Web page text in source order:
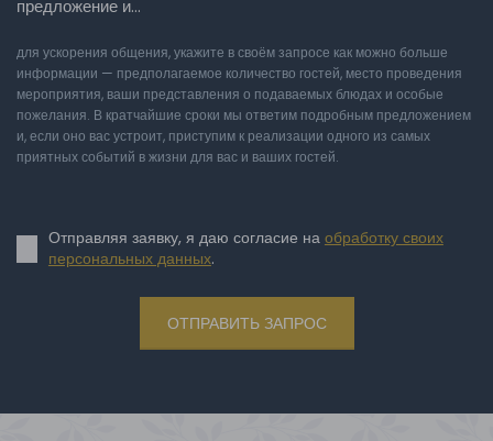
предложение и…
для ускорения общения, укажите в своём запросе как можно больше
информации — предполагаемое количество гостей, место проведения
мероприятия, ваши представления о подаваемых блюдах и особые
пожелания. В кратчайшие сроки мы ответим подробным предложением
и, если оно вас устроит, приступим к реализации одного из самых
приятных событий в жизни для вас и ваших гостей.
Отправляя заявку, я даю согласие на обработку своих
персональных данных.
ОТПРАВИТЬ ЗАПРОС